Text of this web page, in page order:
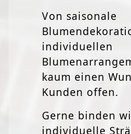
Von saisonale
individuellen
kaum einen
Kunden offen.
Gerne binden
individuelle